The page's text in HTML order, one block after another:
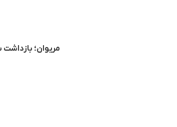
مریوان؛